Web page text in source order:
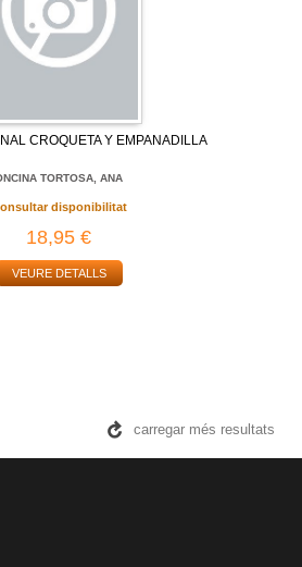
CROQUETA Y EMPANADILLA
TORTOSA, ANA
disponibilitat
18,95 €
VEURE DETALLS
carregar més resultats